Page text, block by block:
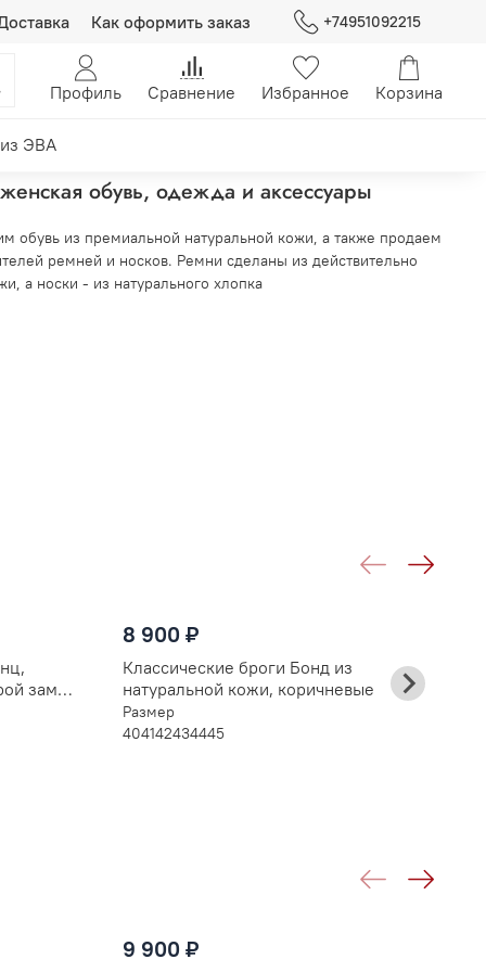
Как оформить заказ +74951092215
Профиль Сравнение Избранное Корзина
ЭВА
обувь, одежда и аксессуары
обувь из премиальной натуральной кожи, а также продаем
ремней и носков. Ремни сделаны из действительно
а носки - из натурального хлопка
замши,
8 900 ₽
Классические броги Бонд из
натуральной кожи, коричневые
Размер
404142434445
9 900 ₽